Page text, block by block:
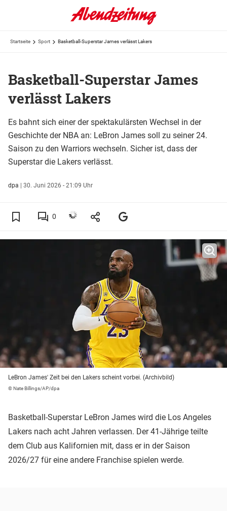
Startseite Sport Basketball-Superstar James verlässt Lakers
Basketball-Superstar James
verlässt Lakers
Es bahnt sich einer der spektakulärsten Wechsel in der
Geschichte der NBA an: LeBron James soll zu seiner 24.
Saison zu den Warriors wechseln. Sicher ist, dass der
Superstar die Lakers verlässt.
dpa | 30. Juni 2026 - 21:09 Uhr
0
LeBron James' Zeit bei den Lakers scheint vorbei. (Archivbild)
© Nate Billings/AP/dpa
Basketball-Superstar LeBron James wird die Los Angeles
Lakers nach acht Jahren verlassen. Der 41-Jährige teilte
dem Club aus Kalifornien mit, dass er in der Saison
2026/27 für eine andere Franchise spielen werde.